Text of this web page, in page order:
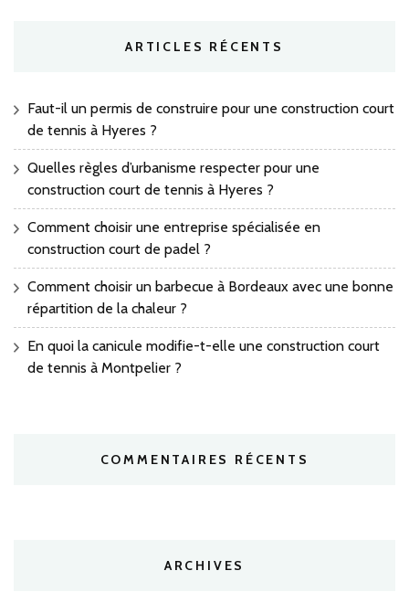
ARTICLES RÉCENTS
Faut-il un permis de construire pour une construction court
de tennis à Hyeres ?
Quelles règles d’urbanisme respecter pour une
construction court de tennis à Hyeres ?
Comment choisir une entreprise spécialisée en
construction court de padel ?
Comment choisir un barbecue à Bordeaux avec une bonne
répartition de la chaleur ?
En quoi la canicule modifie-t-elle une construction court
de tennis à Montpelier ?
COMMENTAIRES RÉCENTS
ARCHIVES